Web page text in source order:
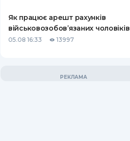
Як працює арешт рахунків
військовозобов’язаних чоловіків
05.08 16:33 13997